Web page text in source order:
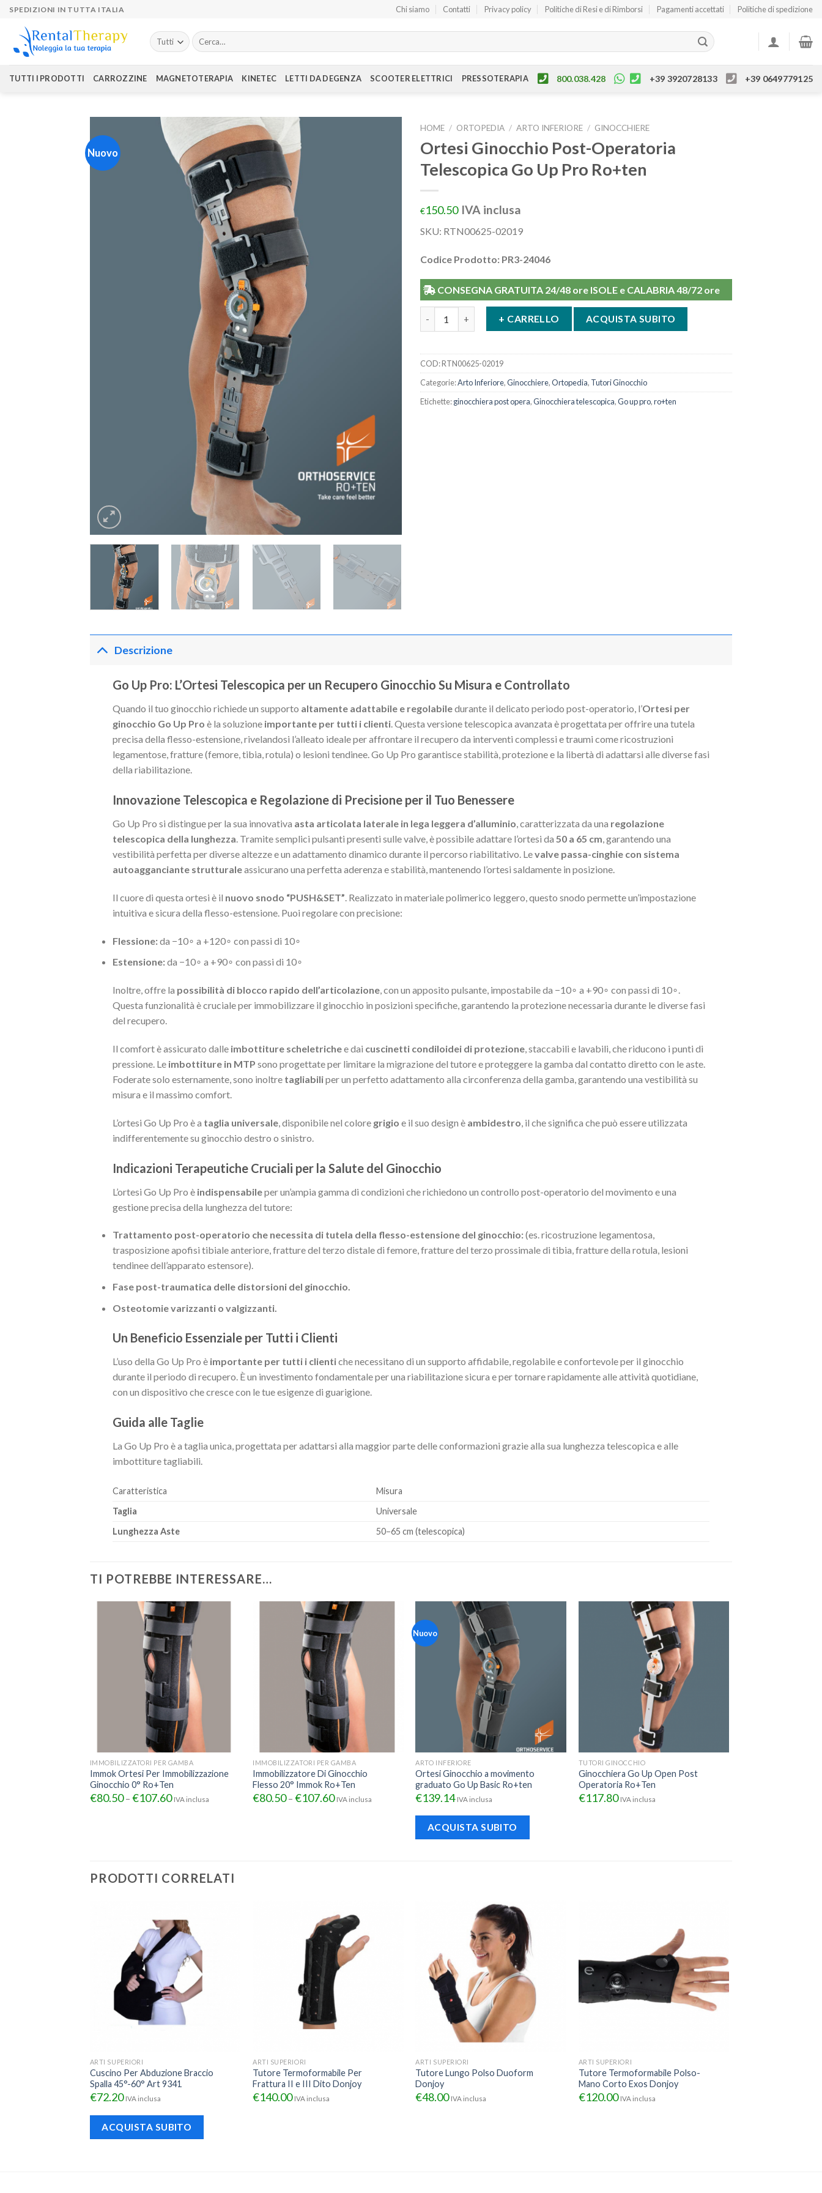
Skip
content
SPEDIZIONI IN TUTTA ITALIA Chi siamo Contatti Privacy policy Politiche di Resi e di Rimborsi Pagamenti accettati Politiche di spedizione
Cerca:
TUTTI I PRODOTTI CARROZZINE MAGNETOTERAPIA KINETEC LETTI DA DEGENZA SCOOTER ELETTRICI PRESSOTERAPIA 800.038.428 +39 3920728133 +39 0649779125
Nuovo
HOME / ORTOPEDIA / ARTO INFERIORE / GINOCCHIERE
Ortesi Ginocchio Post-Operatoria
Telescopica Go Up Pro Ro+ten
€150.50 IVA inclusa
SKU: RTN00625-02019
Codice Prodotto: PR3-24046
CONSEGNA GRATUITA 24/48 ore ISOLE e CALABRIA 48/72 ore
+ CARRELLO ACQUISTA SUBITO
COD:RTN00625-02019
Categorie:Arto Inferiore,Ginocchiere,Ortopedia, Tutori Ginocchio
Etichette:ginocchiera post opera,Ginocchiera telescopica,Go up pro,ro+ten
Descrizione
Go Up Pro: L’Ortesi Telescopica per un Recupero Ginocchio Su Misura e Controllato
Quando il tuo ginocchio richiede un supporto altamente adattabile e regolabiledurante il delicato periodo post-operatorio, l’Ortesi per
ginocchio Go Up Pro è la soluzione importante per tutti i clienti. Questa versione telescopica avanzata è progettata per offrire una tutela
precisa della flesso-estensione, rivelandosi l’alleato ideale per affrontare il recupero da interventi complessi e traumi come ricostruzioni
legamentose, fratture (femore, tibia, rotula) o lesioni tendinee. Go Up Pro garantisce stabilità, protezione e la libertà di adattarsi alle diverse fasi
della riabilitazione.
Innovazione Telescopica e Regolazione di Precisione per il Tuo Benessere
Go Up Pro si distingue per la sua innovativa asta articolata laterale in lega leggera d’alluminio, caratterizzata da una regolazione
telescopica della lunghezza. Tramite semplici pulsanti presenti sulle valve, è possibile adattare l’ortesi da 50a 65 cm, garantendo una
vestibilità perfetta per diverse altezze e un adattamento dinamico durante il percorso riabilitativo. Levalve passa-cinghie con sistema
autoagganciante strutturaleassicurano una perfetta aderenza e stabilità, mantenendo l’ortesi saldamente in posizione.
Il cuore di questa ortesi è il nuovo snodo “PUSH&SET”. Realizzato in materiale polimerico leggero, questo snodo permette un’impostazione
intuitiva e sicura della flesso-estensione. Puoi regolare con precisione:
Flessione:da −10∘ a +120∘ con passi di 10∘
Estensione:da −10∘ a +90∘ con passi di 10∘
Inoltre, offre la possibilità di blocco rapido dell’articolazione, con un apposito pulsante, impostabile da −10∘ a +90∘ con passi di 10∘.
Questa funzionalità è cruciale per immobilizzare il ginocchio in posizioni specifiche, garantendo la protezione necessaria durante le diverse fasi
del recupero.
Il comfort è assicurato dalle imbottiture scheletrichee dai cuscinetti condiloidei di protezione, staccabili e lavabili, che riducono i punti di
pressione. Le imbottiture in MTP sono progettate per limitare la migrazione del tutore e proteggere la gamba dal contatto diretto con le aste.
Foderate solo esternamente, sono inoltre tagliabiliper un perfetto adattamento alla circonferenza della gamba, garantendo una vestibilità su
misura e il massimo comfort.
L’ortesi Go Up Pro è a taglia universale, disponibile nel colore grigio e il suo design è ambidestro , il che significa che può essere utilizzata
indifferentemente su ginocchio destro o sinistro.
Indicazioni Terapeutiche Cruciali per la Salute del Ginocchio
L’ortesi Go Up Pro è indispensabileper un’ampia gamma di condizioni che richiedono un controllo post-operatorio del movimento e una
gestione precisa della lunghezza del tutore:
Trattamento post-operatorio che necessita di tutela della flesso-estensione del ginocchio:(es. ricostruzione legamentosa,
trasposizione apofisi tibiale anteriore, fratture del terzo distale di femore, fratture del terzo prossimale di tibia, fratture della rotula, lesioni
tendinee dell’apparato estensore).
Fase post-traumatica delle distorsioni del ginocchio.
Osteotomie varizzanti o valgizzanti.
Un Beneficio Essenziale per Tutti i Clienti
L’uso della Go Up Pro è importante per tutti i clientiche necessitano di un supporto affidabile, regolabile e confortevole per il ginocchio
durante il periodo di recupero. È un investimento fondamentale per una riabilitazione sicura e per tornare rapidamente alle attività quotidiane,
con un dispositivo che cresce con le tue esigenze di guarigione.
Guida alle Taglie
La Go Up Pro è a taglia unica, progettata per adattarsi alla maggior parte delle conformazioni grazie alla sua lunghezza telescopica e alle
imbottiture tagliabili.
Caratteristica
Misura
Taglia
Universale
Lunghezza Aste
50−65 cm (telescopica)
TI POTREBBE INTERESSARE…
IMMOBILIZZATORI PER GAMBA
Immok Ortesi Per Immobilizzazione
Ginocchio 0° Ro+Ten
€80.50– €107.60 IVA inclusa
IMMOBILIZZATORI PER GAMBA
Immobilizzatore Di Ginocchio
Flesso 20° Immok Ro+Ten
€80.50–€107.60 IVA inclusa
Nuovo
ARTO INFERIORE
Ortesi Ginocchio a movimento
graduato Go Up Basic Ro+ten
€139.14 IVA inclusa
ACQUISTA SUBITO
TUTORI GINOCCHIO
Ginocchiera Go Up Open Post
Operatoria Ro+Ten
€117.80 IVA inclusa
PRODOTTI CORRELATI
ARTI SUPERIORI
Cuscino Per Abduzione Braccio
Spalla 45°-60° Art 9341
€72.20 IVA inclusa
ACQUISTA SUBITO
ARTI SUPERIORI
Tutore Termoformabile Per
Frattura II e III Dito Donjoy
€140.00 IVA inclusa
ARTI SUPERIORI
Tutore Lungo Polso Duoform
Donjoy
€48.00 IVA inclusa
ARTI SUPERIORI
Tutore Termoformabile Polso-
Mano Corto Exos Donjoy
€120.00 IVA inclusa